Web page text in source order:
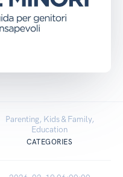
Parenting, Kids & Family,
Education
CATEGORIES